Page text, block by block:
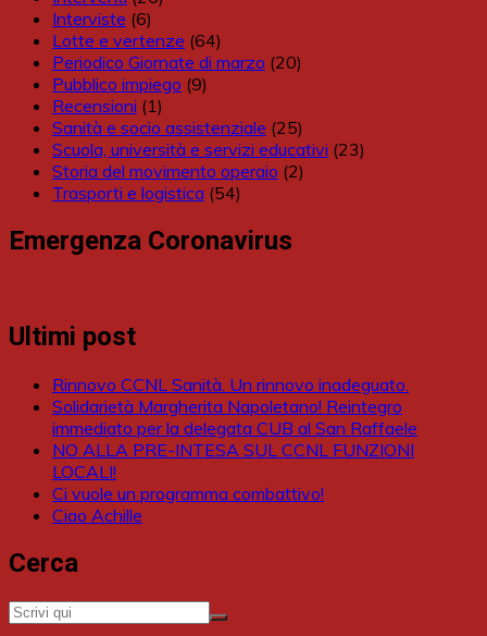
Interviste (6)
Lotte e vertenze (64)
Periodico Giornate di marzo (20)
Pubblico impiego (9)
Recensioni (1)
Sanità e socio assistenziale (25)
Scuola, università e servizi educativi (23)
Storia del movimento operaio (2)
Trasporti e logistica (54)
Emergenza Coronavirus
Ultimi post
Rinnovo CCNL Sanità. Un rinnovo inadeguato.
Solidarietà Margherita Napoletano! Reintegro
immediato per la delegata CUB al San Raffaele
NO ALLA PRE-INTESA SUL CCNL FUNZIONI
LOCALI!
Ci vuole un programma combattivo!
Ciao Achille
Cerca